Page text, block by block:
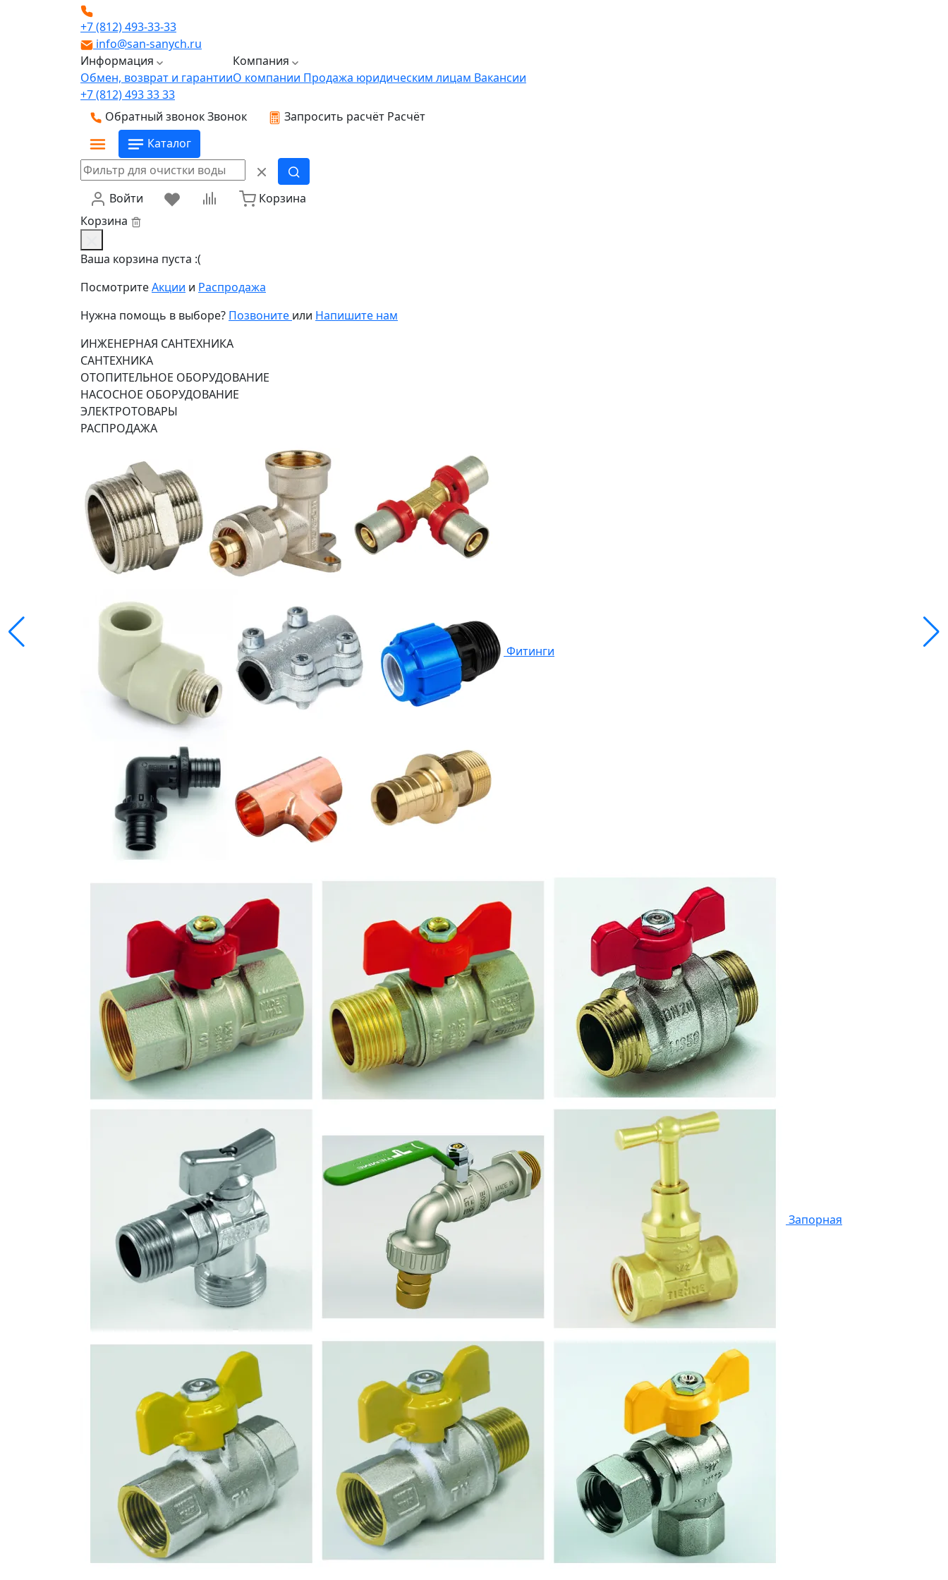
+7 (812) 493-33-33
info@san-sanych.ru
Информация
Обмен, возврат и гарантии
Компания
О компании Продажа юридическим лицам Вакансии
+7 (812) 493 33 33
Обратный звонокЗвонок Запросить расчёт Расчёт
Каталог
Войти
Корзина
Корзина
Ваша корзина пуста :(
ПосмотритеАкции и Распродажа
Нужна помощь в выборе? Позвоните или Напишите нам
ИНЖЕНЕРНАЯ САНТЕХНИКА
САНТЕХНИКА
ОТОПИТЕЛЬНОЕ ОБОРУДОВАНИЕ
НАСОСНОЕ ОБОРУДОВАНИЕ
ЭЛЕКТРОТОВАРЫ
РАСПРОДАЖА
Фитинги
Запорная